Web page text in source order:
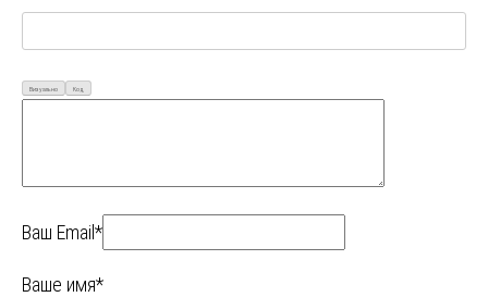
Визуально Код
Ваш Email*
Ваше имя*